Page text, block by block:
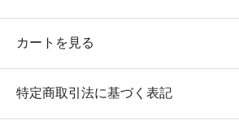
カートを見る
特定商取引法に基づく表記